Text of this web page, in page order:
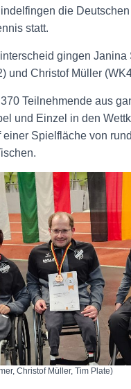
die
statt.
gingen Janina
und Christof Müller
Teilnehmende aus
und Einzel in den
einer Spielfläche von
Christof Müller, Tim Plate)